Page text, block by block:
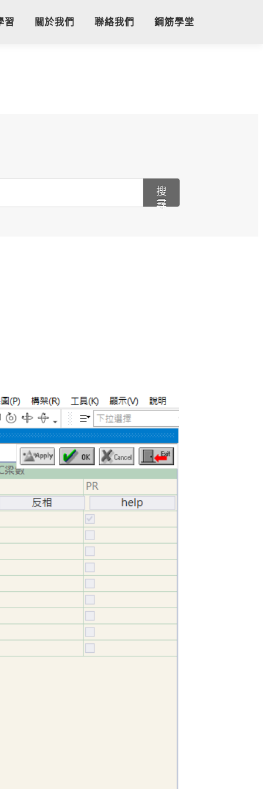
習 關於我們 聯絡我們 鋼筋學堂
搜
尋